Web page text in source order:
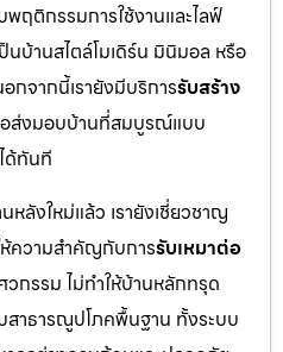
ฤติกรรมการใช้งานและไลฟ์
นบ้านสไตล์โมเดิร์น มินิมอล หรือ
กจากนี้เรายังมีบริการรับสร้าง
อส่งมอบบ้านที่สมบูรณ์แบบ
ด้ทันที
หลังใหม่แล้ว เรายังเชี่ยวชาญ
ห้ความสำคัญกับการรับเหมาต่อ
กรรม ไม่ทำให้บ้านหลักทรุด
สาธารณูปโภคพื้นฐาน ทั้งระบบ